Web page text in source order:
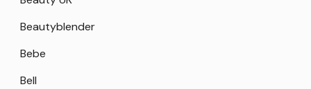
Beautyblender
Bebe
Bell